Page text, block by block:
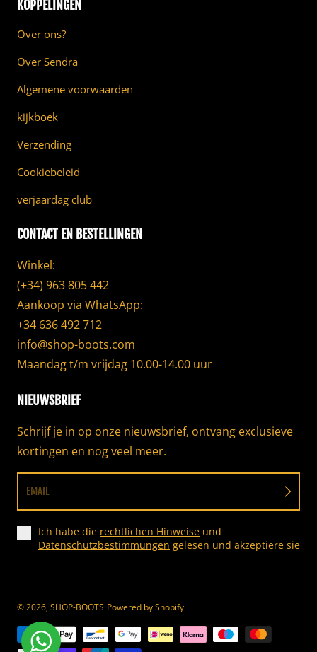
KOPPELINGEN
Over ons?
Over Sendra
Algemene voorwaarden
kijkboek
Verzending
Cookiebeleid
verjaardag club
CONTACT EN BESTELLINGEN
Winkel:
(+34) 963 805 442
Aankoop via WhatsApp:
+34 636 492 712
info@shop-boots.com
Maandag t/m vrijdag 10.00-14.00 uur
NIEUWSBRIEF
Schrijf je in op onze nieuwsbrief, ontvang exclusieve
kortingen en nog veel meer.
EMAIL
Ich habe die rechtlichen Hinweise und
Datenschutzbestimmungen gelesen und akzeptiere sie
© 2026,SHOP-BOOTS Powered by Shopify
Betaalmethoden